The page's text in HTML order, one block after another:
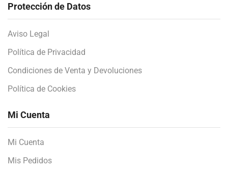
Protección de Datos
Aviso Legal
Política de Privacidad
Condiciones de Venta y Devoluciones
Política de Cookies
Mi Cuenta
Mi Cuenta
Mis Pedidos